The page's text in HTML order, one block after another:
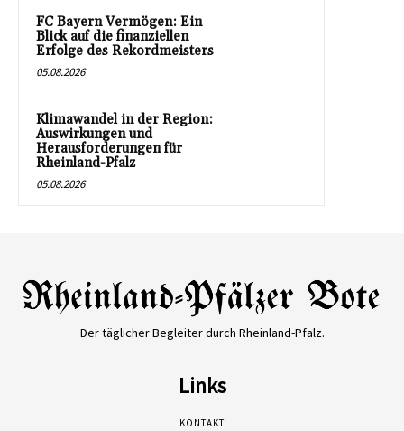
FC Bayern Vermögen: Ein
Blick auf die finanziellen
Erfolge des Rekordmeisters
05.08.2026
Klimawandel in der Region:
Auswirkungen und
Herausforderungen für
Rheinland-Pfalz
05.08.2026
Der täglicher Begleiter durch Rheinland-Pfalz.
Links
KONTAKT